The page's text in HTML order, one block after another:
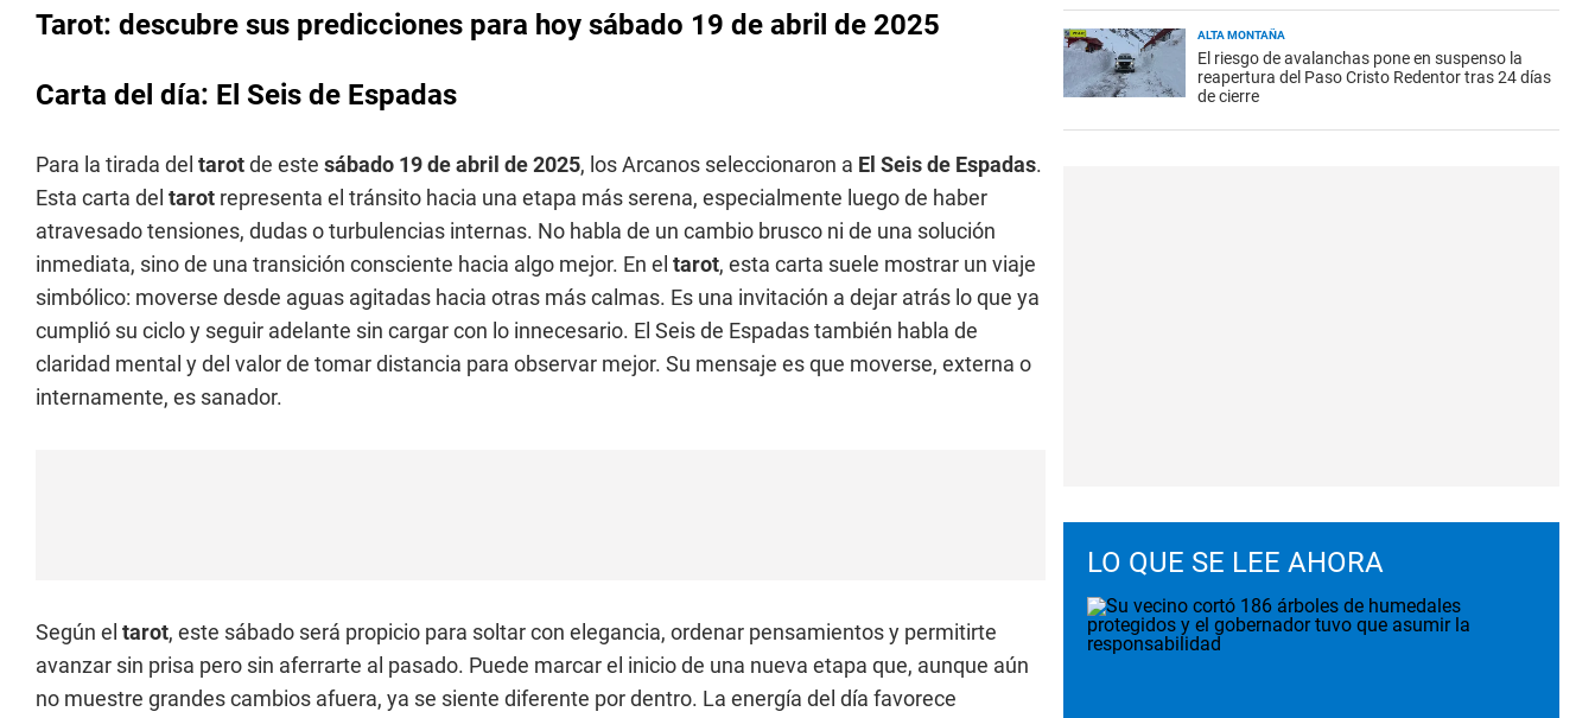
Tarot: descubre sus predicciones para hoy sábado 19 de abril de 2025
Carta del día: El Seis de Espadas
Para la tirada del tarotde este sábado 19 de abril de 2025, los Arcanos seleccionaron a El Seis de Espadas.
Esta carta del tarot representa el tránsito hacia una etapa más serena, especialmente luego de haber
atravesado tensiones, dudas o turbulencias internas. No habla de un cambio brusco ni de una solución
inmediata, sino de una transición consciente hacia algo mejor. En el tarot, esta carta suele mostrar un viaje
simbólico: moverse desde aguas agitadas hacia otras más calmas. Es una invitación a dejar atrás lo que ya
cumplió su ciclo y seguir adelante sin cargar con lo innecesario. El Seis de Espadas también habla de
claridad mental y del valor de tomar distancia para observar mejor. Su mensaje es que moverse, externa o
internamente, es sanador.
Según el tarot, este sábado será propicio para soltar con elegancia, ordenar pensamientos y permitirte
avanzar sin prisa pero sin aferrarte al pasado. Puede marcar el inicio de una nueva etapa que, aunque aún
no muestre grandes cambios afuera, ya se siente diferente por dentro. La energía del día favorece
ALTA MONTAÑA
El riesgo de avalanchas pone en suspenso la
reapertura del Paso Cristo Redentor tras 24 días
de cierre
LO QUE SE LEE AHORA